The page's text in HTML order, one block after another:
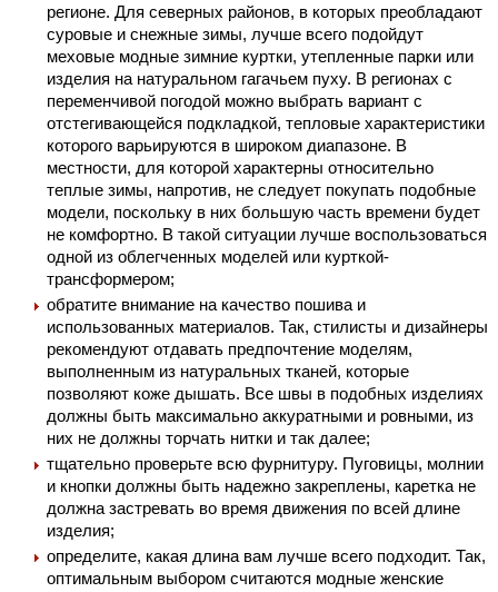
регионе. Для северных районов, в которых преобладают
суровые и снежные зимы, лучше всего подойдут
меховые модные зимние куртки, утепленные парки или
изделия на натуральном гагачьем пуху. В регионах с
переменчивой погодой можно выбрать вариант с
отстегивающейся подкладкой, тепловые характеристики
которого варьируются в широком диапазоне. В
местности, для которой характерны относительно
теплые зимы, напротив, не следует покупать подобные
модели, поскольку в них большую часть времени будет
не комфортно. В такой ситуации лучше воспользоваться
одной из облегченных моделей или курткой-
трансформером;
обратите внимание на качество пошива и
использованных материалов. Так, стилисты и дизайнеры
рекомендуют отдавать предпочтение моделям,
выполненным из натуральных тканей, которые
позволяют коже дышать. Все швы в подобных изделиях
должны быть максимально аккуратными и ровными, из
них не должны торчать нитки и так далее;
тщательно проверьте всю фурнитуру. Пуговицы, молнии
и кнопки должны быть надежно закреплены, каретка не
должна застревать во время движения по всей длине
изделия;
определите, какая длина вам лучше всего подходит. Так,
оптимальным выбором считаются модные женские